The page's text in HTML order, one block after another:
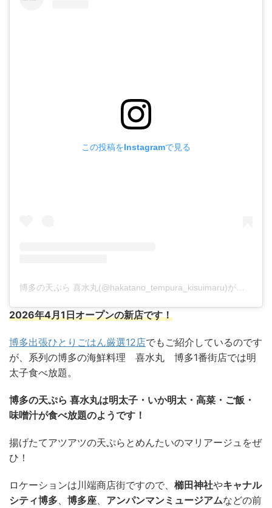
この投稿をInstagramで見る
2026年4月1日オープンの新店です！
博多出張ひとりごはん厳選12店でもご紹介しているのです
が、系列の博多の海鮮料理 喜水丸 博多1番街店では明
太子食べ放題。
博多の天ぷら 喜水丸は明太子・いか明太・高菜・ご飯・
味噌汁が食べ放題のようです！
揚げたてアツアツの天ぷらとめんたいのマリアージュをぜ
ひ！
ロケーションは川端商店街ですので、 櫛田神社やキャナル
シティ博多
博多座 アンパンマンミュージアムなどの前